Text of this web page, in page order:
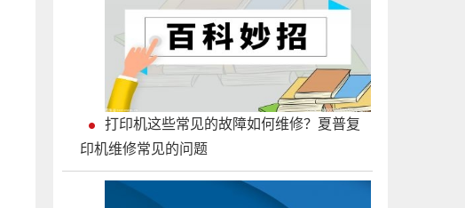
打印机这些常见的故障如何维修？夏普复
印机维修常见的问题